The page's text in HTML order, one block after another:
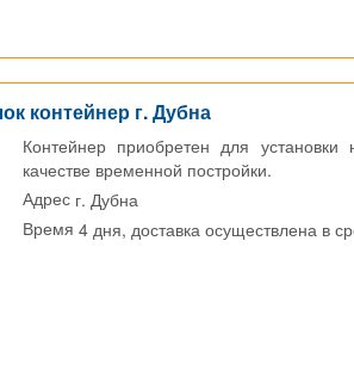
контейнер г. Дубна
Контейнер приобретен для
качестве временной постройки.
Адрес г. Дубна
Время4 дня, доставка осуществлена в